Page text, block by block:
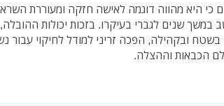
כי היא מהווה דוגמה לאישה חזקה ומעוררת
שנים לגברי בעיקרו. בזכות יכולות ההובלה,
ובקהילה, הפכה זריני למודל לחיקוי עבור
הכבאות וההצלה.